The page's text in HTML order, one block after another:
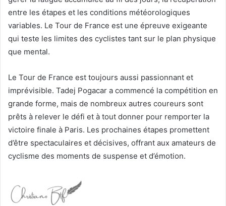
entre les étapes et les conditions météorologiques
variables. Le Tour de France est une épreuve exigeante
qui teste les limites des cyclistes tant sur le plan physique
que mental.
Le Tour de France est toujours aussi passionnant et
imprévisible. Tadej Pogacar a commencé la compétition en
grande forme, mais de nombreux autres coureurs sont
prêts à relever le défi et à tout donner pour remporter la
victoire finale à Paris. Les prochaines étapes promettent
d’être spectaculaires et décisives, offrant aux amateurs de
cyclisme des moments de suspense et d’émotion.